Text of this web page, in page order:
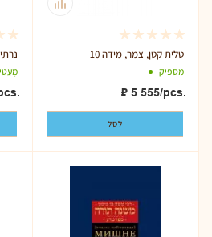
טלית קטן, צמר, מידה 10
מספיק
₽ 5 555/pcs.
לסל